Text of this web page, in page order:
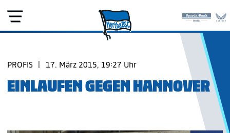
PROFIS 17. März 2015, 19:27 Uhr
EINLAUFEN GEGEN HANNOVER